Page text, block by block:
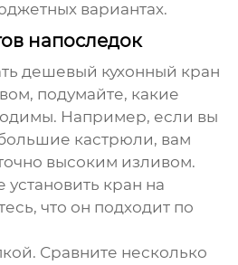
вариантах.
напоследок
дешевый кухонный кран
, подумайте, какие
Например, если вы
кастрюли, вам
высоким изливом.
кран на
что он подходит по
Сравните несколько